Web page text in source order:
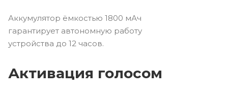
Аккумулятор ёмкостью 1800 мАч
гарантирует автономную работу
устройства до 12 часов.
Активация голосом